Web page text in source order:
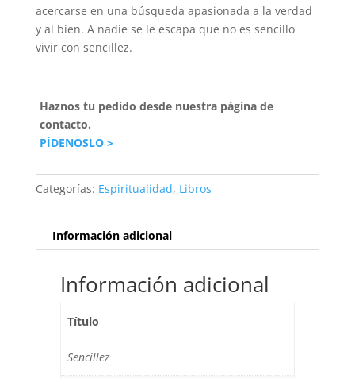
acercarse en una búsqueda apasionada a la verdad
y al bien. A nadie se le escapa que no es sencillo
vivir con sencillez.
Haznos tu pedido desde nuestra página de
contacto.
PÍDENOSLO >
Categorías: Espiritualidad, Libros
Información adicional
Información adicional
Título
Sencillez